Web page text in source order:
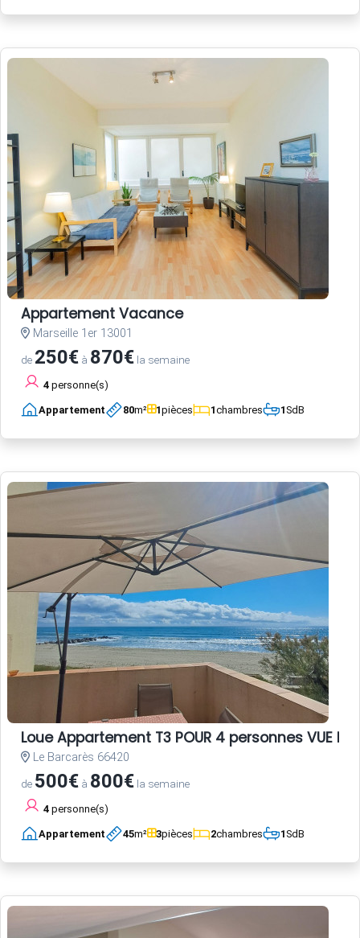
Appartement Vacance
Marseille 1er 13001
de 250€ à 870€ la semaine
4 personne(s)
Appartement 80m² 1pièces 1chambres 1SdB
Loue Appartement T3 POUR 4 personnes VUE
Le Barcarès 66420
de 500€ à 800€ la semaine
4 personne(s)
Appartement 45m² 3pièces 2chambres 1SdB